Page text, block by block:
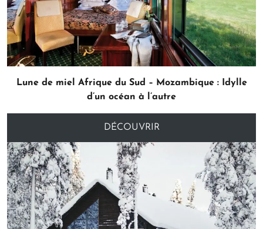
Lune de miel Afrique du Sud – Mozambique : Idylle
d’un océan à l’autre
DÉCOUVRIR